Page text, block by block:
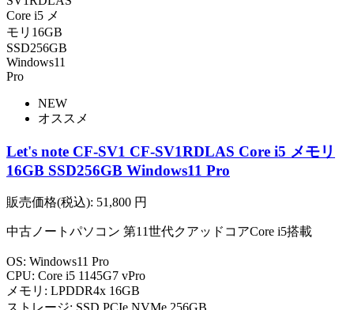
NEW
オススメ
Let's note CF-SV1 CF-SV1RDLAS Core i5 メモリ
16GB SSD256GB Windows11 Pro
販売価格(税込): 51,800 円
中古ノートパソコン 第11世代クアッドコアCore i5搭載
OS: Windows11 Pro
CPU: Core i5 1145G7 vPro
メモリ: LPDDR4x 16GB
ストレージ: SSD PCIe NVMe 256GB